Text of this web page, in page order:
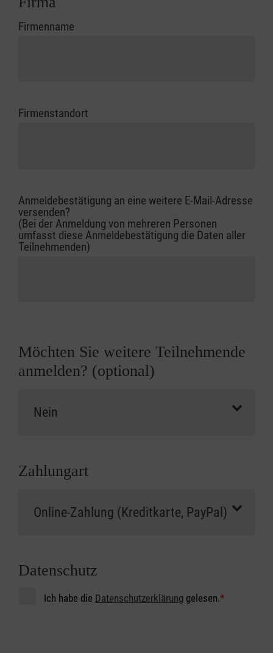
Firmenname
Firmenstandort
Anmeldebestätigung an eine weitere E-Mail-Adresse
versenden?
(Bei der Anmeldung von mehreren Personen
umfasst diese Anmeldebestätigung die Daten aller
Teilnehmenden)
Möchten Sie weitere Teilnehmende
anmelden? (optional)
Zahlungart
Datenschutz
Ich habe die Datenschutzerklärung gelesen.*